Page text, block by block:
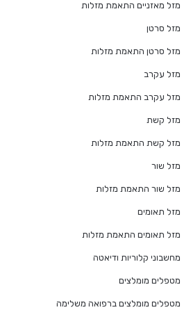
מזל מאזניים התאמת מזלות
מזל סרטן
מזל סרטן התאמת מזלות
מזל עקרב
מזל עקרב התאמת מזלות
מזל קשת
מזל קשת התאמת מזלות
מזל שור
מזל שור התאמת מזלות
מזל תאומים
מזל תאומים התאמת מזלות
מחשבוני קלוריות ודיאטה
מטפלים מומלצים
מטפלים מומלצים ברפואה משלימה